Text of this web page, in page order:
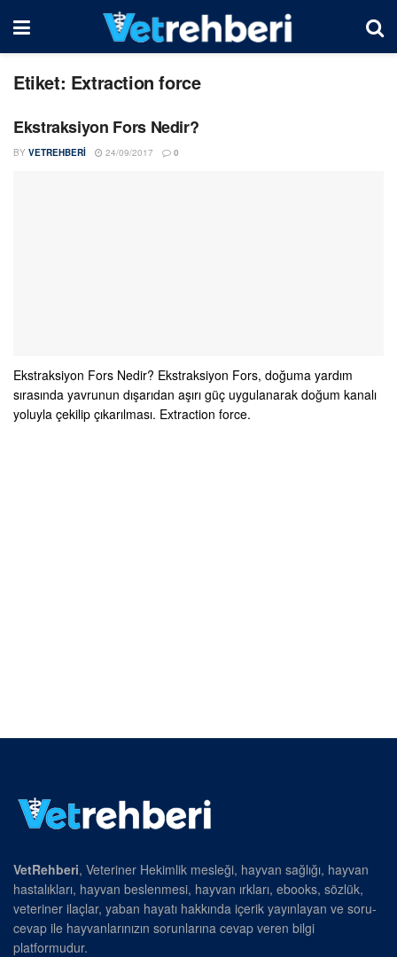
Etiket: Extraction force
Ekstraksiyon Fors Nedir?
BY VETREHBERI 24/09/2017 0
Ekstraksiyon Fors Nedir? Ekstraksiyon Fors, doğuma yardım
sırasında yavrunun dışarıdan aşırı güç uygulanarak doğum kanalı
yoluyla çekilip çıkarılması. Extraction force.
VetRehberi, Veteriner Hekimlik mesleği, hayvan sağlığı, hayvan
hastalıkları, hayvan beslenmesi, hayvan ırkları, ebooks, sözlük,
veteriner ilaçlar, yaban hayatı hakkında içerik yayınlayan ve soru-
cevap ile hayvanlarınızın sorunlarına cevap veren bilgi
platformudur.